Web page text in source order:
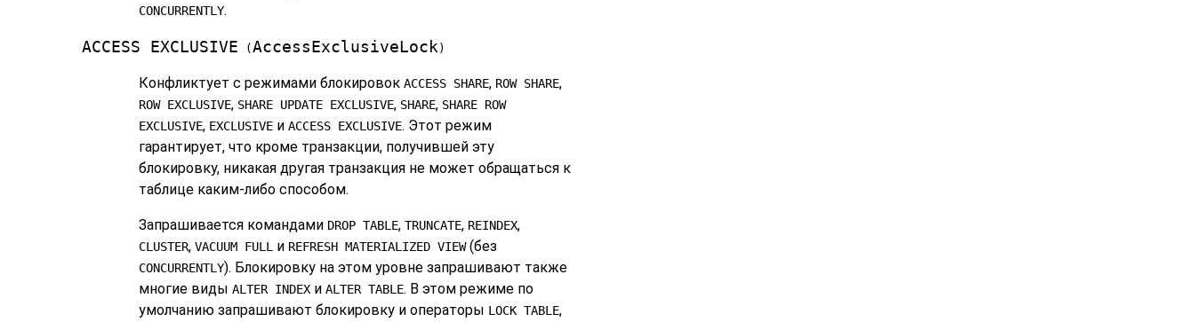
CONCURRENTLY.
ACCESS EXCLUSIVE (AccessExclusiveLock )
Конфликтует с режимами блокировок ACCESS SHARE, ROW SHARE,
ROW EXCLUSIVE, SHARE UPDATE EXCLUSIVE, SHARE, SHARE ROW
EXCLUSIVE, EXCLUSIVE и ACCESS EXCLUSIVE. Этот режим
гарантирует, что кроме транзакции, получившей эту
блокировку, никакая другая транзакция не может обращаться к
таблице каким-либо способом.
Запрашивается командами DROP TABLE, TRUNCATE, REINDEX,
CLUSTER, VACUUM FULL и REFRESH MATERIALIZED VIEW(без
CONCURRENTLY). Блокировку на этом уровне запрашивают также
многие виды ALTER INDEX и ALTER TABLE. В этом режиме по
умолчанию запрашивают блокировку и операторы LOCK TABLE,